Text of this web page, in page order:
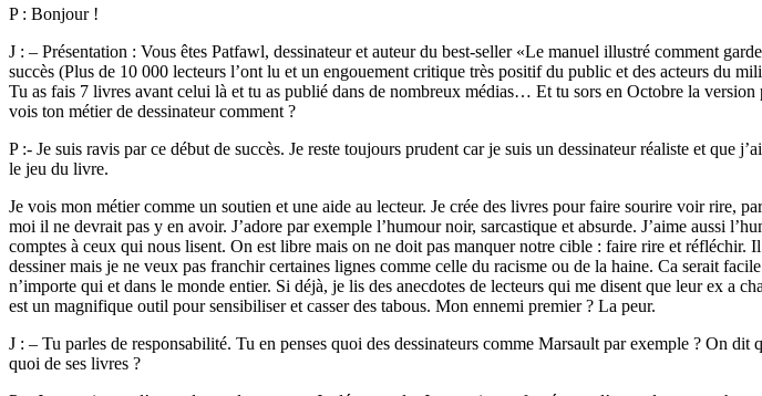
P : Bonjour !
J : – Présentation : Vous êtes Patfawl, dessinateur et auteur du best-seller «Le manuel illustré comment
succès (Plus de 10 000 lecteurs l’ont lu et un engouement critique très positif du public et des acteurs du
Tu as fais 7 livres avant celui là et tu as publié dans de nombreux médias… Et tu sors en Octobre la
vois ton métier de dessinateur comment ?
P :- Je suis ravis par ce début de succès. Je reste toujours prudent car je suis un dessinateur réaliste et que
le jeu du livre.
Je vois mon métier comme un soutien et une aide au lecteur. Je crée des livres pour faire sourire voir rire,
moi il ne devrait pas y en avoir. J’adore par exemple l’humour noir, sarcastique et absurde. J’aime aussi
comptes à ceux qui nous lisent. On est libre mais on ne doit pas manquer notre cible : faire rire et réfléchir.
dessiner mais je ne veux pas franchir certaines lignes comme celle du racisme ou de la haine. Ca serait
n’importe qui et dans le monde entier. Si déjà, je lis des anecdotes de lecteurs qui me disent que leur ex a
est un magnifique outil pour sensibiliser et casser des tabous. Mon ennemi premier ? La peur.
J : – Tu parles de responsabilité. Tu en penses quoi des dessinateurs comme Marsault par exemple ? On
quoi de ses livres ?